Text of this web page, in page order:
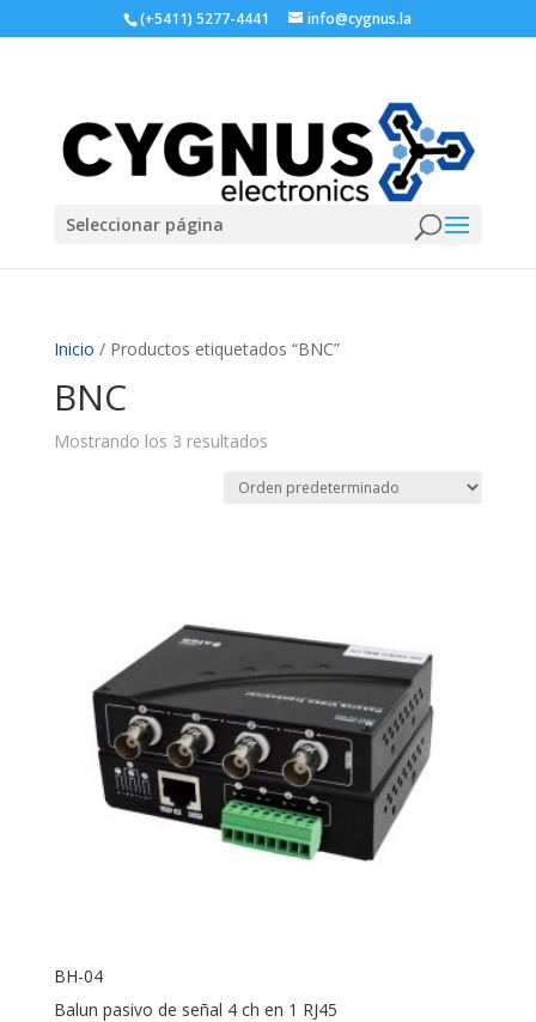
(+5411) 5277-4441 info@cygnus.la
Seleccionar página
Inicio / Productos etiquetados “BNC”
BNC
Mostrando los 3 resultados
BH-04
Balun pasivo de señal 4 ch en 1 RJ45